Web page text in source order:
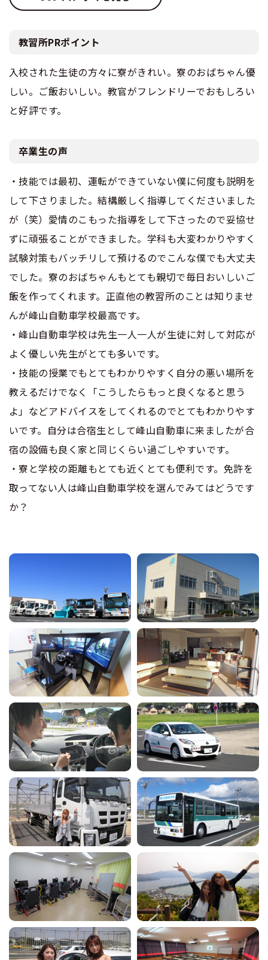
教習所PRポイント
入校された生徒の方々に寮がきれい。寮のおばちゃん優
しい。ご飯おいしい。教官がフレンドリーでおもしろい
と好評です。
卒業生の声
・技能では最初、運転ができていない僕に何度も説明を
して下さりました。結構厳しく指導してくださいました
が（笑）愛情のこもった指導をして下さったので妥協せ
ずに頑張ることができました。学科も大変わかりやすく
試験対策もバッチリして預けるのでこんな僕でも大丈夫
でした。寮のおばちゃんもとても親切で毎日おいしいご
飯を作ってくれます。正直他の教習所のことは知りませ
んが峰山自動車学校最高です。
・峰山自動車学校は先生一人一人が生徒に対して対応が
よく優しい先生がとても多いです。
・技能の授業でもとてもわかりやすく自分の悪い場所を
教えるだけでなく「こうしたらもっと良くなると思う
よ」などアドバイスをしてくれるのでとてもわかりやす
いです。自分は合宿生として峰山自動車に来ましたが合
宿の設備も良く家と同じくらい過ごしやすいです。
・寮と学校の距離もとても近くとても便利です。免許を
取ってない人は峰山自動車学校を選んでみてはどうです
か？